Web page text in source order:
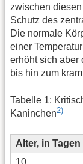
zwischen
Schutz des
Die normale
einer
erhöht sich aber
bis hin zum
Tabelle 1:
Kaninchen2)
Alter, in Tagen
10